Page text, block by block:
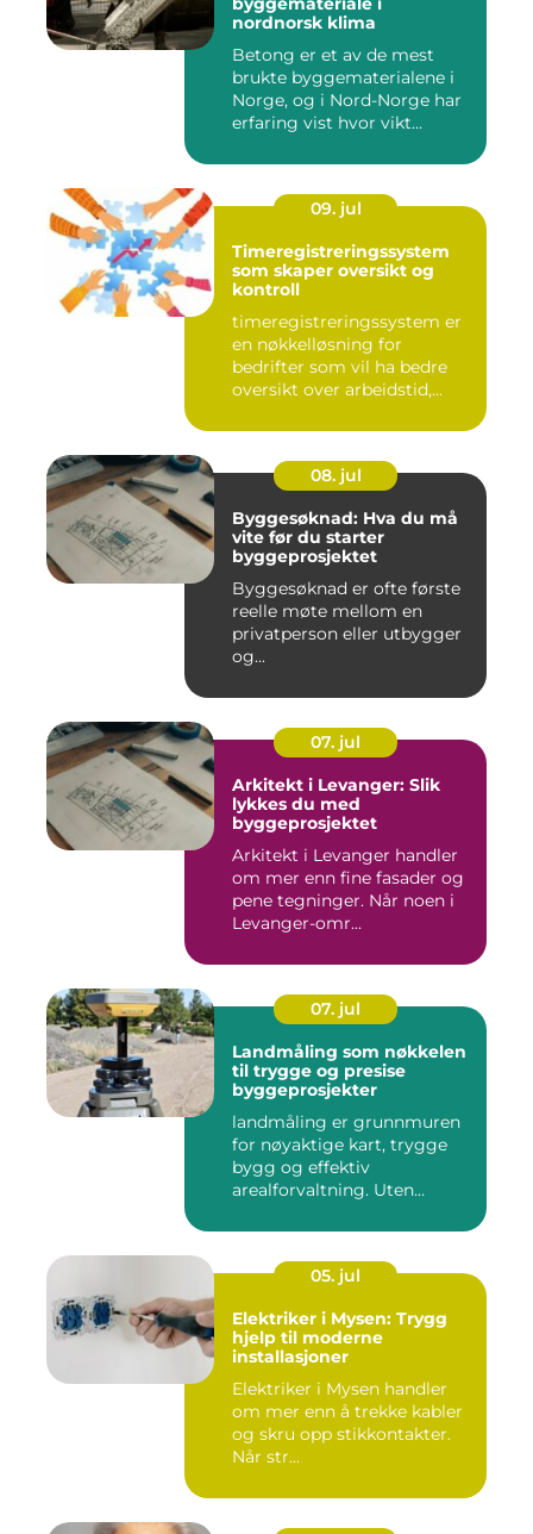
nordnorsk klima
Betong er et av de mest
brukte byggematerialene i
Norge, og i Nord-Norge har
erfaring vist hvor vikt...
09. jul
Timeregistreringssystem
som skaper oversikt og
kontroll
timeregistreringssystem er
en nøkkelløsning for
bedrifter som vil ha bedre
oversikt over arbeidstid,...
08. jul
Byggesøknad: Hva du må
vite før du starter
byggeprosjektet
Byggesøknad er ofte første
reelle møte mellom en
privatperson eller utbygger
og...
07. jul
Arkitekt i Levanger: Slik
lykkes du med
byggeprosjektet
Arkitekt i Levanger handler
om mer enn fine fasader og
pene tegninger. Når noen i
Levanger-omr...
07. jul
Landmåling som nøkkelen
til trygge og presise
byggeprosjekter
landmåling er grunnmuren
for nøyaktige kart, trygge
bygg og effektiv
arealforvaltning. Uten
05. jul
Elektriker i Mysen: Trygg
hjelp til moderne
installasjoner
Elektriker i Mysen handler
om mer enn å trekke kabler
og skru opp stikkontakter.
Når str...